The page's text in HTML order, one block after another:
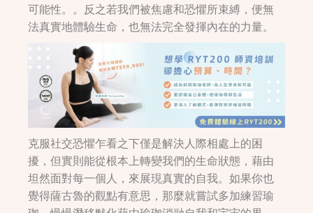
可能性。。反之若我們被焦慮和恐懼所束縛，便無
法真實地體驗生命，也無法完全發揮內在的力量。
克服社交恐懼乍看之下僅是解決人際相處上的困
擾，但實則能從根本上轉變我們的生命狀態，藉由
坦然面對每一個人，來展現真實的自我。如果你也
覺得薩古魯的觀點有意思，那麼就嘗試多加練習瑜